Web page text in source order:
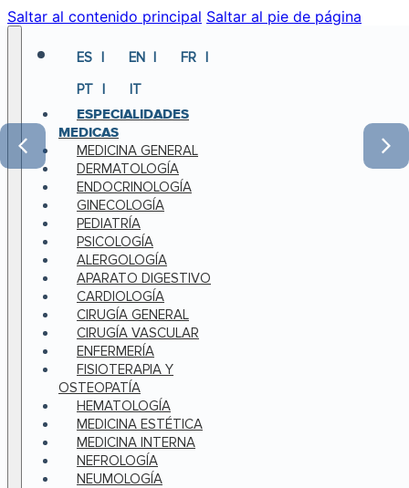
Saltar al contenido principal Saltar al pie de página
ES EN
FR
PT
IT
ESPECIALIDADES
MEDICAS
MEDICINA GENERAL
DERMATOLOGÍA
ENDOCRINOLOGÍA
GINECOLOGÍA
PEDIATRÍA
PSICOLOGÍA
ALERGOLOGÍA
APARATO DIGESTIVO
CARDIOLOGÍA
CIRUGÍA GENERAL
CIRUGÍA VASCULAR
ENFERMERÍA
FISIOTERAPIA Y
OSTEOPATÍA
HEMATOLOGÍA
MEDICINA ESTÉTICA
MEDICINA INTERNA
NEFROLOGÍA
NEUMOLOGÍA